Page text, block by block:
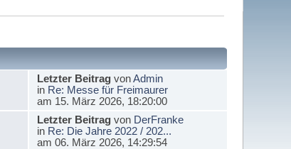
Letzter BeitragvonAdmin
in Re: Messe für Freimaurer
am 15. März 2026, 18:20:00
Letzter Beitragvon DerFranke
in Re: Die Jahre 2022 / 202...
am 06. März 2026, 14:29:54